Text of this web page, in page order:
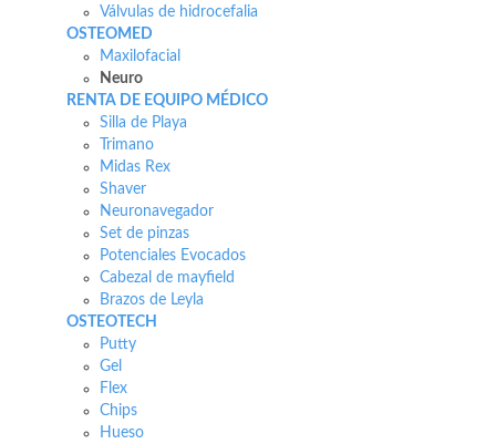
Válvulas de hidrocefalia
OSTEOMED
Maxilofacial
Neuro
RENTA DE EQUIPO MÉDICO
Silla de Playa
Trimano
Midas Rex
Shaver
Neuronavegador
Set de pinzas
Potenciales Evocados
Cabezal de mayfield
Brazos de Leyla
OSTEOTECH
Putty
Gel
Flex
Chips
Hueso